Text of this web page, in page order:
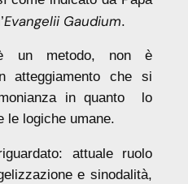
Evangelii Gaudium.
un metodo, non è
atteggiamento che si
in quanto lo
le logiche umane.
attuale ruolo
e sinodalità,